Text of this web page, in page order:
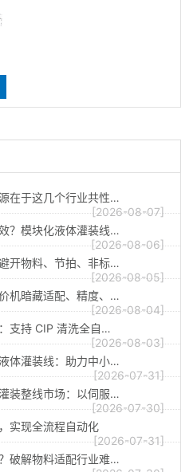
在于这几个行业共性…
[2026-08-07]
？模块化液体灌装线…
[2026-08-06]
开物料、节拍、非标…
[2026-08-05]
机暗藏适配、精度、…
[2026-08-04]
支持 CIP 清洗全自…
[2026-08-03]
体灌装线：助力中小…
[2026-07-31]
装整线市场：以伺服…
[2026-07-30]
实现全流程自动化
[2026-07-31]
破解物料适配行业难…